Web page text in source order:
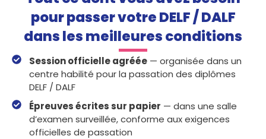
pour passer votre DELF / DALF
dans les meilleures conditions
Session officielle agréée — organisée dans un
centre habilité pour la passation des diplômes
DELF / DALF
Épreuves écrites sur papier — dans une salle
d’examen surveillée, conforme aux exigences
officielles de passation